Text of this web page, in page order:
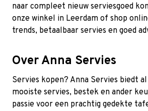
naar compleet nieuw serviesgoed
onze winkel in Leerdam of shop
trends, betaalbaar servies en goed
Over Anna Servies
Servies kopen? Anna Servies biedt
mooiste servies, bestek en ander
passie voor een prachtig gedekte